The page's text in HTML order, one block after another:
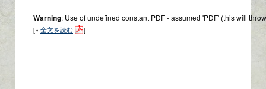
Warning: Use of undefined constant PDF - assumed 'PDF' (this will
[» 全文を読む ]